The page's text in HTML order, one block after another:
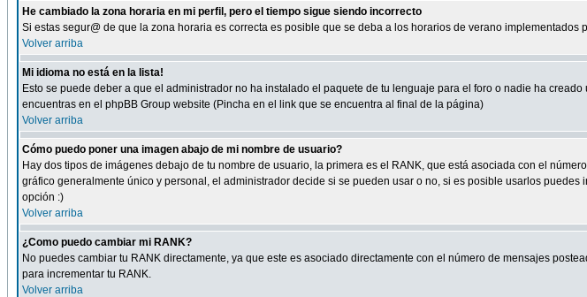
He cambiado la zona horaria en mi perfil, pero el tiempo sigue siendo incorrecto
Si estas segur@ de que la zona horaria es correcta es posible que se deba a los horarios de verano implementados
Volver arriba
Mi idioma no está en la lista!
Esto se puede deber a que el administrador no ha instalado el paquete de tu lenguaje para el foro o nadie ha
encuentras en el phpBB Group website (Pincha en el link que se encuentra al final de la página)
Volver arriba
Cómo puedo poner una imagen abajo de mi nombre de usuario?
Hay dos tipos de imágenes debajo de tu nombre de usuario, la primera es el RANK, que está asociada con el
gráfico generalmente único y personal, el administrador decide si se pueden usar o no, si es posible usarlos
opción :)
Volver arriba
¿Como puedo cambiar mi RANK?
No puedes cambiar tu RANK directamente, ya que este es asociado directamente con el número de mensajes
para incrementar tu RANK.
Volver arriba